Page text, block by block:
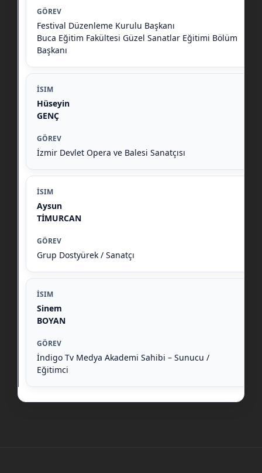
Festival Düzenleme Kurulu Başkanı
Buca Eğitim Fakültesi Güzel Sanatlar Eğitimi Bölüm
Başkanı
Hüseyin
GENÇ
İzmir Devlet Opera ve Balesi Sanatçısı
Aysun
TİMURCAN
Grup Dostyürek / Sanatçı
Sinem
BOYAN
İndigo Tv Medya Akademi Sahibi – Sunucu /
Eğitimci